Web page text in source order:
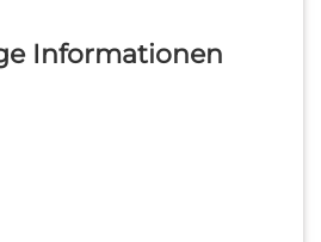
Informationen